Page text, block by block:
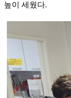
높이 세웠다.